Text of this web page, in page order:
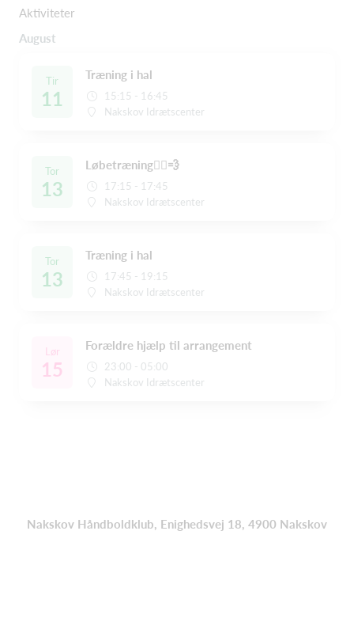
Aktiviteter
August
Tir
11
Træning i hal
15:15 - 16:45
Nakskov Idrætscenter
Tor
13
Løbetræning🏃‍♀️💨
17:15 - 17:45
Nakskov Idrætscenter
Tor
13
Træning i hal
17:45 - 19:15
Nakskov Idrætscenter
Lør
15
Forældre hjælp til arrangement
23:00 - 05:00
Nakskov Idrætscenter
Nakskov Håndboldklub, Enighedsvej 18, 4900 Nakskov